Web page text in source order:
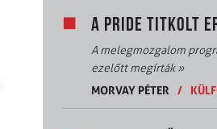
A PRIDE TITKOLT
A melegmozgalom
ezelőtt megírták»
MORVAY PÉTER
/